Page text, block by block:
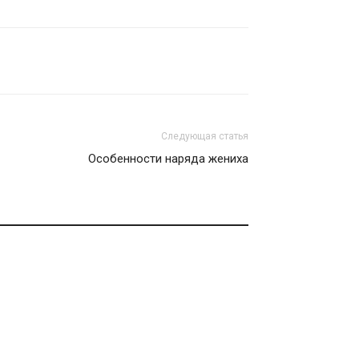
Следующая статья
Особенности наряда жениха